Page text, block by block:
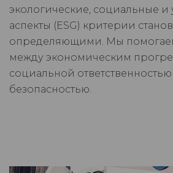
экологические, социальные и
аспекты (ESG) критерии
определяющими. Мы
между экономическим
социальной
безопасностью.